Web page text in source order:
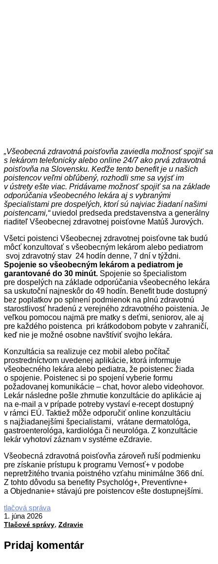
„Všeobecná zdravotná poisťovňa zaviedla možnosť spojiť sa
s lekárom telefonicky alebo online 24/7 ako prvá zdravotná
poisťovňa na Slovensku. Keďže tento benefit je u našich
poistencov veľmi obľúbený, rozhodli sme sa vyjsť im
v ústrety ešte viac. Pridávame možnosť spojiť sa na základe
odporúčania všeobecného lekára aj s vybranými
špecialistami pre dospelých, ktorí sú najviac žiadaní našimi
poistencami,“ uviedol predseda predstavenstva a generálny
riaditeľ Všeobecnej zdravotnej poisťovne Matúš Jurových.
Všetci poistenci Všeobecnej zdravotnej poisťovne tak budú
môcť konzultovať s všeobecným lekárom alebo pediatrom
svoj zdravotný stav 24 hodín denne, 7 dní v týždni.
Spojenie so všeobecným lekárom a pediatrom je
garantované do 30 minút. Spojenie so špecialistom
pre dospelých na základe odporúčania všeobecného lekára
sa uskutoční najneskôr do 49 hodín. Benefit bude dostupný
bez poplatkov po splnení podmienok na plnú zdravotnú
starostlivosť hradenú z verejného zdravotného poistenia. Je
veľkou pomocou najmä pre matky s deťmi, seniorov, ale aj
pre každého poistenca pri krátkodobom pobyte v zahraničí,
keď nie je možné osobne navštíviť svojho lekára.
Konzultácia sa realizuje cez mobil alebo počítač
prostredníctvom uvedenej aplikácie, ktorá informuje
všeobecného lekára alebo pediatra, že poistenec žiada
o spojenie. Poistenec si po spojení vyberie formu
požadovanej komunikácie – chat, hovor alebo videohovor.
Lekár následne pošle zhrnutie konzultácie do aplikácie aj
na e-mail a v prípade potreby vystaví e-recept dostupný
v rámci EÚ. Taktiež môže odporučiť online konzultáciu
s najžiadanejšími špecialistami, vrátane dermatológa,
gastroenterológa, kardiológa či neurológa. Z konzultácie
lekár vyhotoví záznam v systéme eZdravie.
Všeobecná zdravotná poisťovňa zároveň ruší podmienku
pre získanie prístupu k programu Vernosť+ v podobe
nepretržitého trvania poistného vzťahu minimálne 366 dní.
Z tohto dôvodu sa benefity Psychológ+, Preventívne+
a Objednanie+ stávajú pre poistencov ešte dostupnejšími.
2026-
06-
01
tlačová správa
1. júna 2026
Tlačové správy, Zdravie
Pridaj komentár